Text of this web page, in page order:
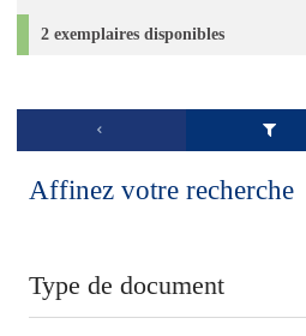
2 exemplaires disponibles
Affinez votre recherche
Type de document